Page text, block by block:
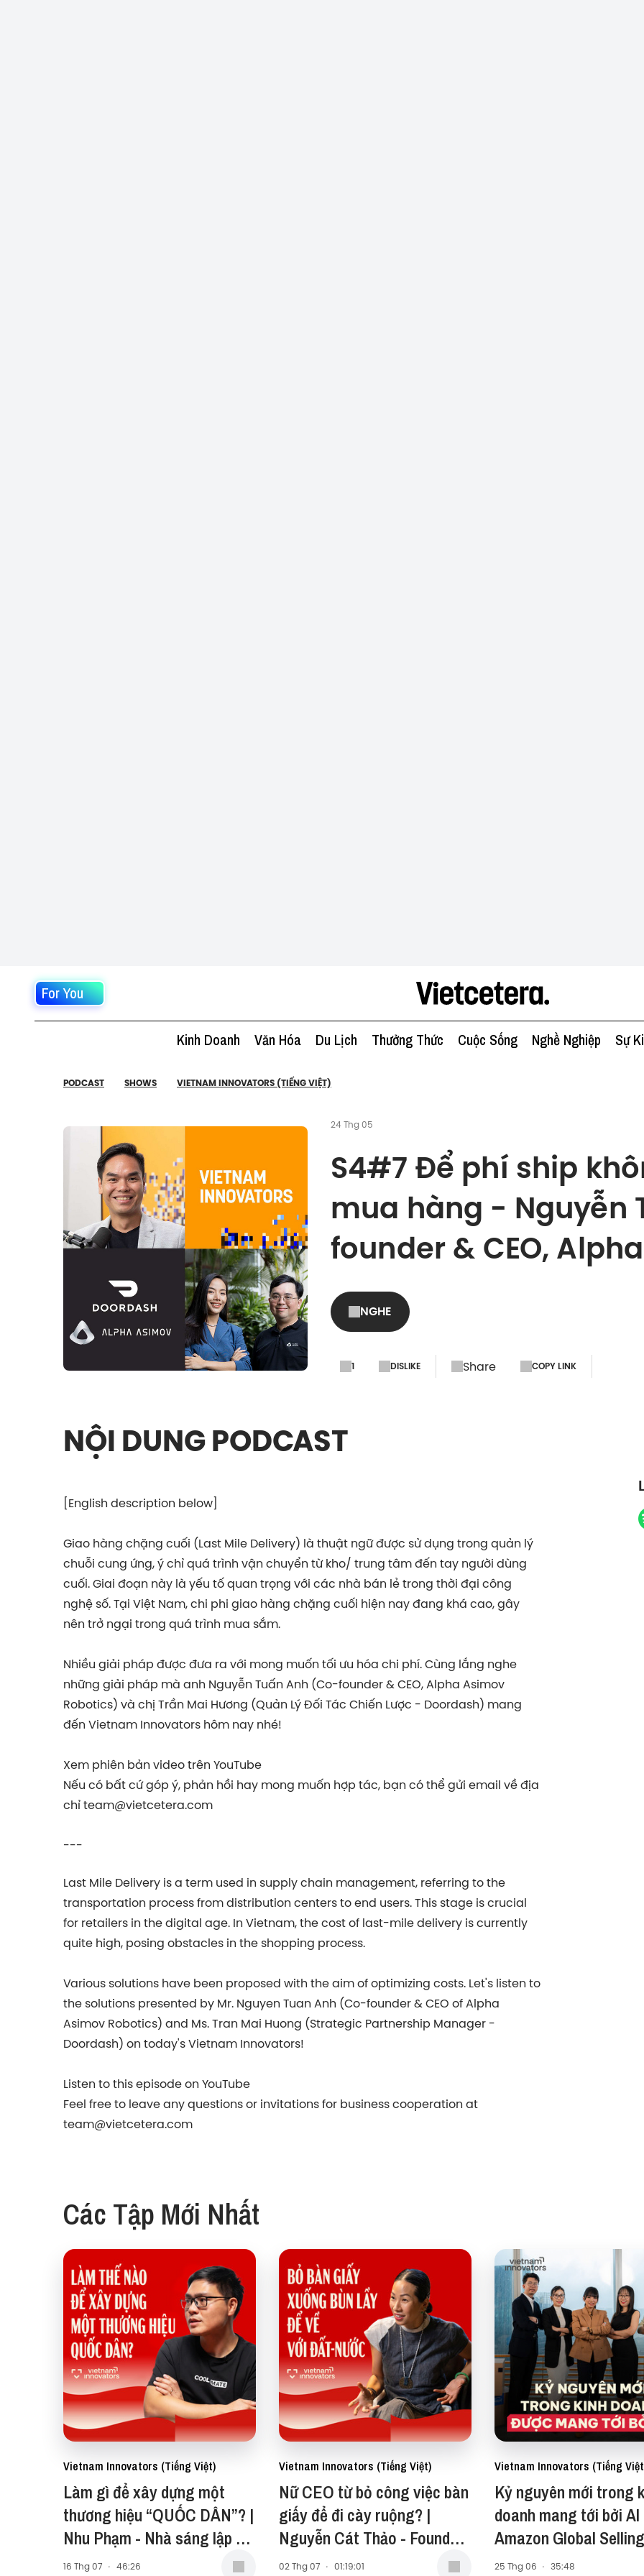
For You
Kinh Doanh Văn Hóa Du Lịch Thưởng Thức Cuộc Sống Nghề Nghiệp Sự
PODCAST SHOWS VIETNAM INNOVATORS (TIẾNG VIỆT)
24 Thg 05
S4#7 Để phí ship
mua hàng - Nguyễn
founder & CEO,
và Trần Mai Hương,
Chiến Lược, Doordash
NGHE
1 DISLIKE Share COPY LINK
NỘI DUNG PODCAST
[English description below]
Giao hàng chặng cuối (Last Mile Delivery) là thuật ngữ được sử dụng trong quản lý
chuỗi cung ứng, ý chỉ quá trình vận chuyển từ kho/ trung tâm đến tay người dùng
cuối. Giai đoạn này là yếu tố quan trọng với các nhà bán lẻ trong thời đại công
nghệ số. Tại Việt Nam, chi phi giao hàng chặng cuối hiện nay đang khá cao, gây
nên trở ngại trong quá trình mua sắm.
Nhiều giải pháp được đưa ra với mong muốn tối ưu hóa chi phí. Cùng lắng nghe
những giải pháp mà anh Nguyễn Tuấn Anh (Co-founder & CEO, Alpha Asimov
Robotics) và chị Trần Mai Hương (Quản Lý Đối Tác Chiến Lược - Doordash) mang
đến Vietnam Innovators hôm nay nhé!
Xem phiên bản video trên YouTube
Nếu có bất cứ góp ý, phản hồi hay mong muốn hợp tác, bạn có thể gửi email về địa
chỉteam@vietcetera.com
---
Last Mile Delivery is a term used in supply chain management, referring to the
transportation process from distribution centers to end users. This stage is crucial
for retailers in the digital age. In Vietnam, the cost of last-mile delivery is currently
quite high, posing obstacles in the shopping process.
Various solutions have been proposed with the aim of optimizing costs. Let's listen to
the solutions presented by Mr. Nguyen Tuan Anh (Co-founder & CEO of Alpha
Asimov Robotics) and Ms. Tran Mai Huong (Strategic Partnership Manager -
Doordash) on today's Vietnam Innovators!
Listen to this episode on YouTube
Feel free to leave any questions or invitations for business cooperation at
team@vietcetera.com
Các Tập Mới Nhất
Vietnam Innovators (Tiếng Việt)
Làm gì để xây dựng một
thương hiệu “QUỐC DÂN”? |
Nhu Phạm - Nhà sáng lập &
CEO Coolmate | EP 119
16 Thg 07 · 46:26
Vietnam Innovators (Tiếng Việt)
Nữ CEO từ bỏ công việc bàn
giấy để đi cày ruộng? |
Nguyễn Cát Thảo - Founder,
Earth Water Farm | EP 118
02 Thg 07 · 01:19:01
Vietnam Innovators (Tiếng
Kỷ nguyên mới trong
doanh mang tới bởi AI
Amazon Global Selling
Vietnam | EP 117
25 Thg 06 · 35:48